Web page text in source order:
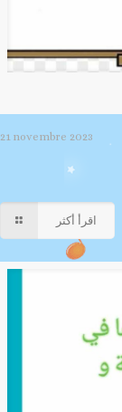
21 novembre 2023
اقرأ أكثر